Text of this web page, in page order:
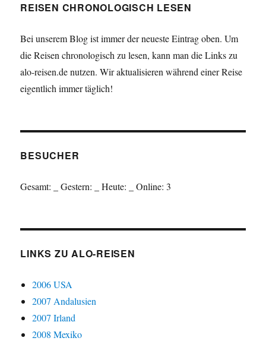
REISEN CHRONOLOGISCH LESEN
Bei unserem Blog ist immer der neueste Eintrag oben. Um
die Reisen chronologisch zu lesen, kann man die Links zu
alo-reisen.de nutzen. Wir aktualisieren während einer Reise
eigentlich immer täglich!
BESUCHER
Gesamt: Gestern: Heute: Online: 3
LINKS ZU ALO-REISEN
2006 USA
2007 Andalusien
2007 Irland
2008 Mexiko